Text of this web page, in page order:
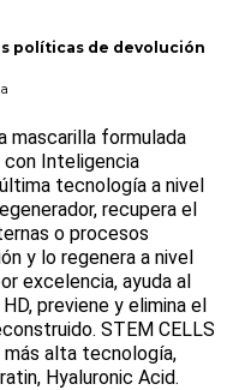
políticas de devolución
mascarilla formulada
con Inteligencia
tecnología a nivel
recupera el
o procesos
y lo regenera a nivel
excelencia, ayuda al
previene y elimina el
STEM CELLS
más alta tecnología,
Hyaluronic Acid.